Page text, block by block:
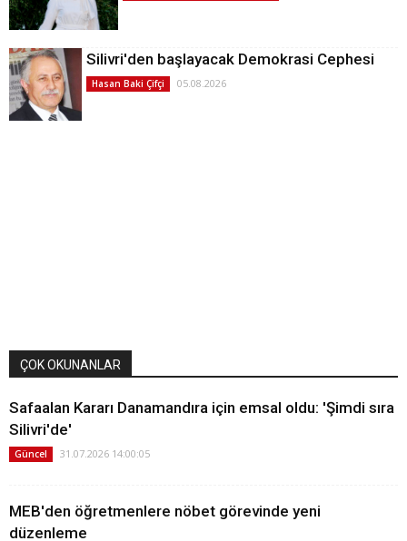
Silivri'den başlayacak Demokrasi Cephesi
Hasan Baki Çifçi 05.08.2026
ÇOK OKUNANLAR
Safaalan Kararı Danamandıra için emsal oldu: 'Şimdi sıra
Silivri'de'
Güncel 31.07.2026 14:00:05
MEB'den öğretmenlere nöbet görevinde yeni
düzenleme